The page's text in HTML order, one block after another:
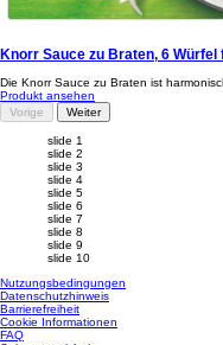
Knorr Sauce zu Braten, 6 Würfel
Die Knorr Sauce zu Braten ist
Produkt ansehen
Vorige
Weiter
slide 1
slide 2
slide 3
slide 4
slide 5
slide 6
slide 7
slide 8
slide 9
slide 10
Nutzungsbedingungen
Datenschutzhinweis
Cookie-Einstellungen